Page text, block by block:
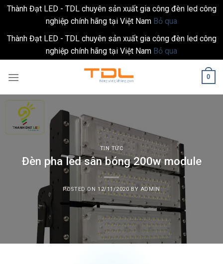
Thành Đạt LED - TDL chuyên sản xuất gia công đèn led công
nghiệp chính hãng tại Việt Nam Bỏ qua
Thành Đạt LED - TDL chuyên sản xuất gia công đèn led công
nghiệp chính hãng tại Việt Nam Bỏ qua
0
TIN TỨC
Đèn pha led sân bóng 200w module
POSTED ON 12/11/2020BY ADMIN